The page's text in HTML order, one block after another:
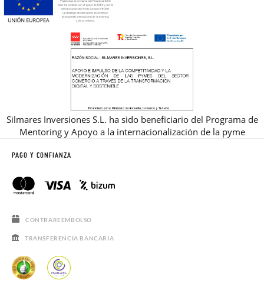
Silmares Inversiones S.L. ha sido beneficiario del Programa de
Mentoring y Apoyo a la internacionalización de la pyme
PAGO Y CONFIANZA
CONTRAREEMBOLSO
TRANSFERENCIA BANCARIA